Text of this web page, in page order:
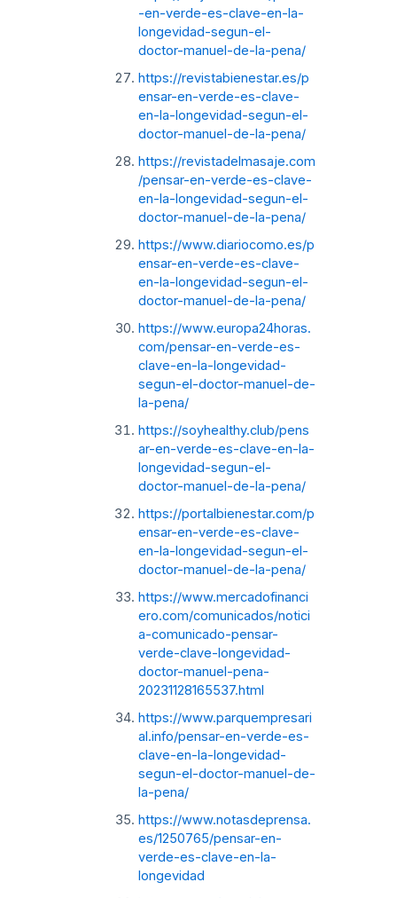
-en-verde-es-clave-en-la-
longevidad-segun-el-
doctor-manuel-de-la-pena/
https://revistabienestar.es/p
ensar-en-verde-es-clave-
en-la-longevidad-segun-el-
doctor-manuel-de-la-pena/
https://revistadelmasaje.com
/pensar-en-verde-es-clave-
en-la-longevidad-segun-el-
doctor-manuel-de-la-pena/
https://www.diariocomo.es/p
ensar-en-verde-es-clave-
en-la-longevidad-segun-el-
doctor-manuel-de-la-pena/
https://www.europa24horas.
com/pensar-en-verde-es-
clave-en-la-longevidad-
segun-el-doctor-manuel-de-
la-pena/
https://soyhealthy.club/pens
ar-en-verde-es-clave-en-la-
longevidad-segun-el-
doctor-manuel-de-la-pena/
https://portalbienestar.com/p
ensar-en-verde-es-clave-
en-la-longevidad-segun-el-
doctor-manuel-de-la-pena/
https://www.mercadofinanci
ero.com/comunicados/notici
a-comunicado-pensar-
verde-clave-longevidad-
doctor-manuel-pena-
20231128165537.html
https://www.parquempresari
al.info/pensar-en-verde-es-
clave-en-la-longevidad-
segun-el-doctor-manuel-de-
la-pena/
https://www.notasdeprensa.
es/1250765/pensar-en-
verde-es-clave-en-la-
longevidad